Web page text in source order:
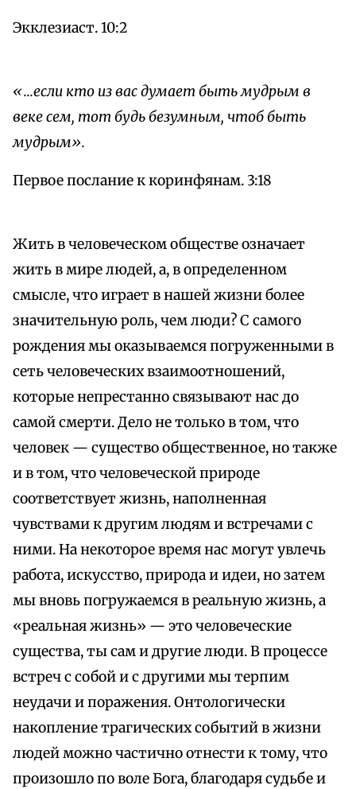
Экклезиаст. 10:2
«...если кто из вас думает быть мудрым в
веке сем, тот будь безумным, чтоб быть
мудрым».
Первое послание к коринфянам. 3:18
Жить в человеческом обществе означает
жить в мире людей, а, в определенном
смысле, что играет в нашей жизни более
значительную роль, чем люди? С самого
рождения мы оказываемся погруженными в
сеть человеческих взаимоотношений,
которые непрестанно связывают нас до
самой смерти. Дело не только в том, что
человек — существо общественное, но также
и в том, что человеческой природе
соответствует жизнь, наполненная
чувствами к другим людям и встречами с
ними. На некоторое время нас могут увлечь
работа, искусство, природа и идеи, но затем
мы вновь погружаемся в реальную жизнь, а
«реальная жизнь» — это человеческие
существа, ты сам и другие люди. В процессе
встреч с собой и с другими мы терпим
неудачи и поражения. Онтологически
накопление трагических событий в жизни
людей можно частично отнести к тому, что
произошло по воле Бога, благодаря судьбе и